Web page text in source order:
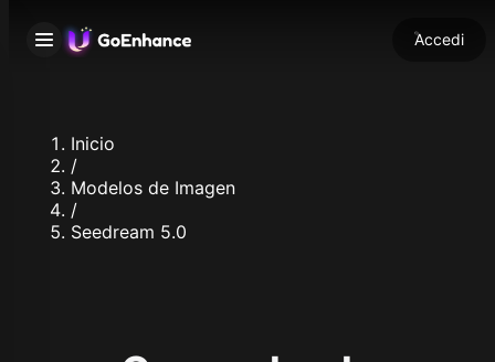
Accedi
Inicio
/
Modelos de Imagen
/
Seedream 5.0